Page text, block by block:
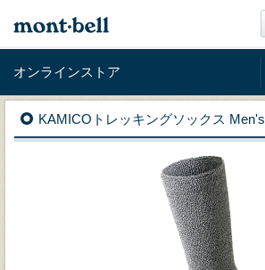
オンラインストア
KAMICOトレッキングソックス Men's